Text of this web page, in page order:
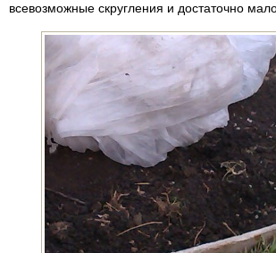
всевозможные скругления и достаточно